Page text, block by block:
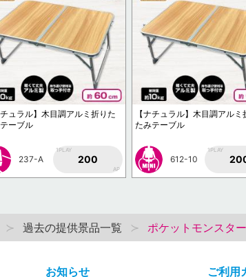
チュラル】木目調アルミ折りた
ーブル
237-A
1PLAY
200
AP
【ナチュラル】木目調アルミ
たみテーブル
612-10
1PLAY
過去の提供景品一覧 ポケットモンスタ
お知らせ ご利用